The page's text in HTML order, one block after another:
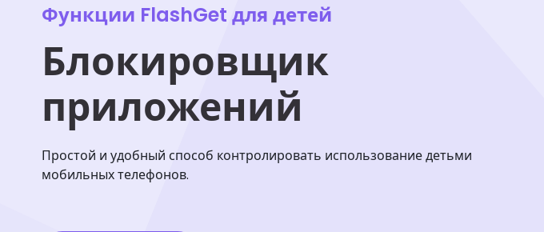
Функции FlashGet для детей
Блокировщик
приложений
Простой и удобный способ контролировать использование детьми
мобильных телефонов.